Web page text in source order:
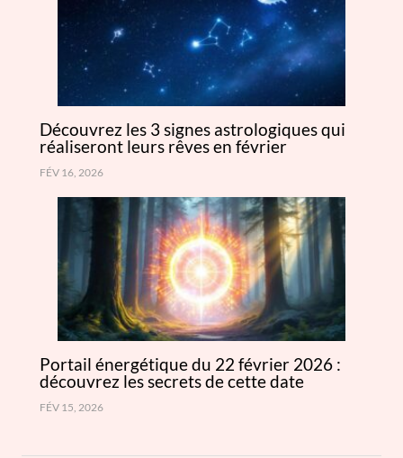
Découvrez les 3 signes astrologiques qui
réaliseront leurs rêves en février
FÉV 16, 2026
Portail énergétique du 22 février 2026 :
découvrez les secrets de cette date
FÉV 15, 2026